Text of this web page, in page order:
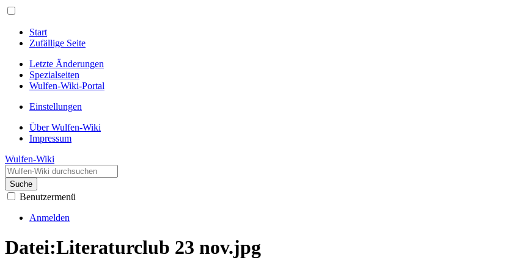
Start
Zufällige Seite
Letzte Änderungen
Spezialseiten
Wulfen-Wiki-Portal
Einstellungen
Über Wulfen-Wiki
Impressum
Wulfen-Wiki
Suche
Benutzermenü
Anmelden
Datei:Literaturclub 23 nov.jpg